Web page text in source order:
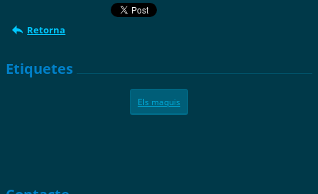
Retorna
Etiquetes
Els maquis